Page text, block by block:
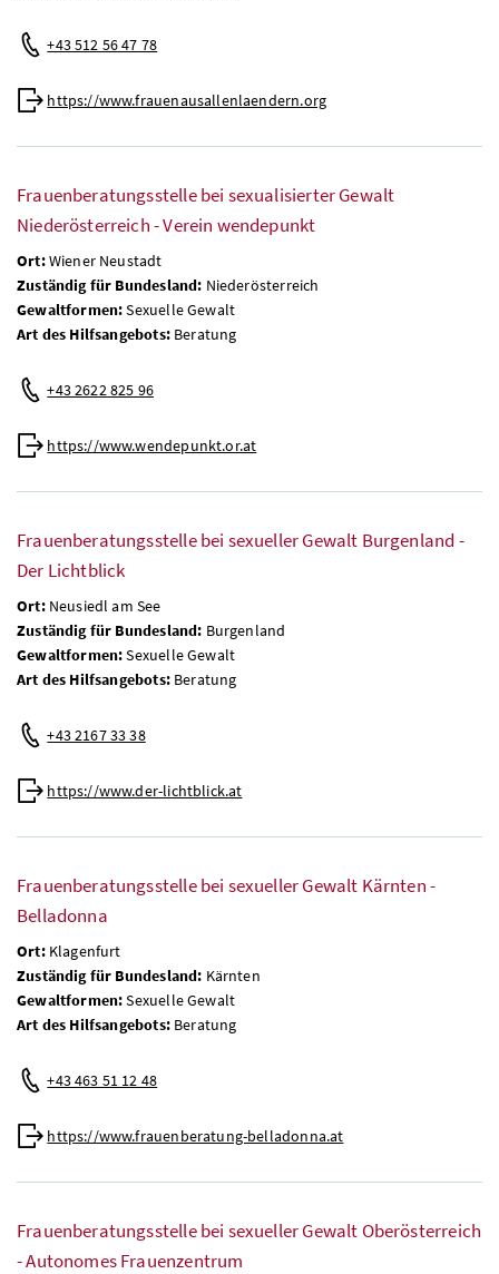
+43 512 56 47 78
https://www.frauenausallenlaendern.org
Frauenberatungsstelle bei sexualisierter Gewalt
Niederösterreich - Verein wendepunkt
Ort:Wiener Neustadt
Zuständig für Bundesland: Niederösterreich
Gewaltformen:Sexuelle Gewalt
Art des Hilfsangebots:Beratung
+43 2622 825 96
https://www.wendepunkt.or.at
Frauenberatungsstelle bei sexueller Gewalt Burgenland -
Der Lichtblick
Ort:Neusiedl am See
Zuständig für Bundesland: Burgenland
Gewaltformen:Sexuelle Gewalt
Art des Hilfsangebots:Beratung
+43 2167 33 38
https://www.der-lichtblick.at
Frauenberatungsstelle bei sexueller Gewalt Kärnten -
Belladonna
Ort:Klagenfurt
Zuständig für Bundesland: Kärnten
Gewaltformen:Sexuelle Gewalt
Art des Hilfsangebots:Beratung
+43 463 51 12 48
https://www.frauenberatung-belladonna.at
Frauenberatungsstelle bei sexueller Gewalt Oberösterreich
- Autonomes Frauenzentrum